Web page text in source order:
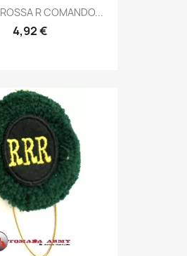
AnteprimaR COMANDO...
4,92 €